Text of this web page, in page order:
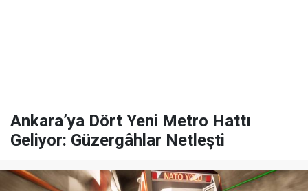
Ankara’ya Dört Yeni Metro Hattı
Geliyor: Güzergâhlar Netleşti